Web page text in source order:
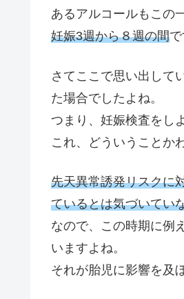
あるアルコールもこの
妊娠3週から８週の間で
さてここで思い出して
た場合でしたよね。
つまり、妊娠検査をし
これ、どういうことか
先天異常誘発リスクに
ているとは気づいてい
なので、この時期に例
いますよね。
それが胎児に影響を及